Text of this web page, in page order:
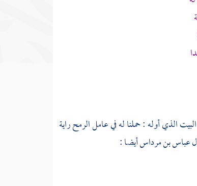
الذي أوله : حملنا له في عامل الرمح راية
عباس بن مرداسأيضا :